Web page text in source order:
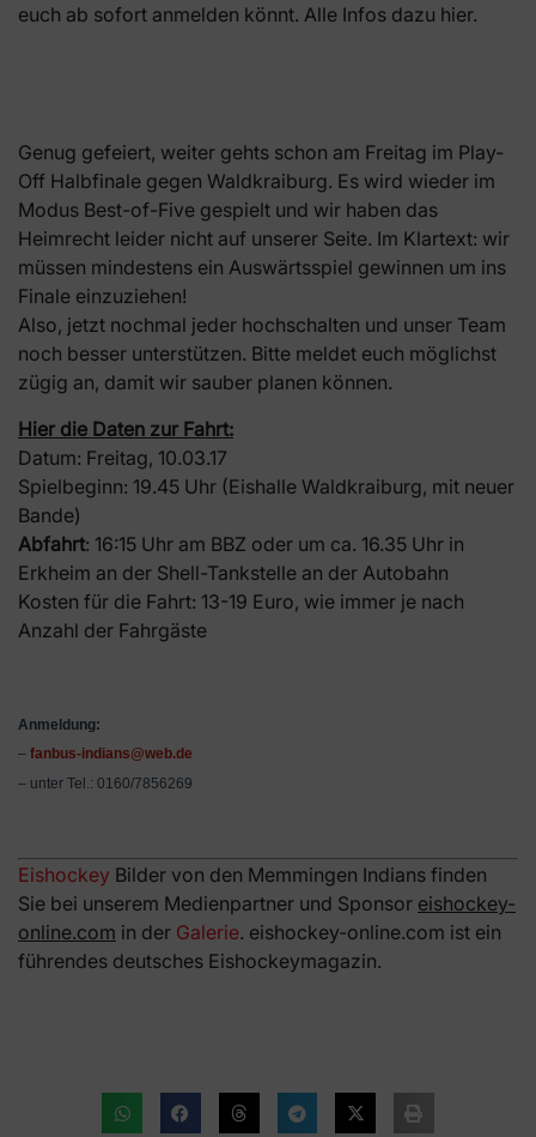
euch ab sofort anmelden könnt. Alle Infos dazu hier.
Genug gefeiert, weiter gehts schon am Freitag im Play-
Off Halbfinale gegen Waldkraiburg. Es wird wieder im
Modus Best-of-Five gespielt und wir haben das
Heimrecht leider nicht auf unserer Seite. Im Klartext: wir
müssen mindestens ein Auswärtsspiel gewinnen um ins
Finale einzuziehen!
Also, jetzt nochmal jeder hochschalten und unser Team
noch besser unterstützen. Bitte meldet euch möglichst
zügig an, damit wir sauber planen können.
Hier die Daten zur Fahrt:
Datum: Freitag, 10.03.17
Spielbeginn: 19.45 Uhr (Eishalle Waldkraiburg, mit neuer
Bande)
Abfahrt: 16:15 Uhr am BBZ oder um ca. 16.35 Uhr in
Erkheim an der Shell-Tankstelle an der Autobahn
Kosten für die Fahrt: 13-19 Euro, wie immer je nach
Anzahl der Fahrgäste
Anmeldung:
– fanbus-indians@web.de
– unter Tel.: 0160/7856269
Eishockey Bilder von den Memmingen Indians finden
Sie bei unserem Medienpartner und Sponsor eishockey-
online.com in der Galerie. eishockey-online.com ist ein
führendes deutsches Eishockeymagazin.